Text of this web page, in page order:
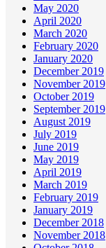
May 2020
April 2020
March 2020
February 2020
January 2020
December 2019
November 2019
October 2019
September 2019
August 2019
July 2019
June 2019
May 2019
April 2019
March 2019
February 2019
January 2019
December 2018
November 2018